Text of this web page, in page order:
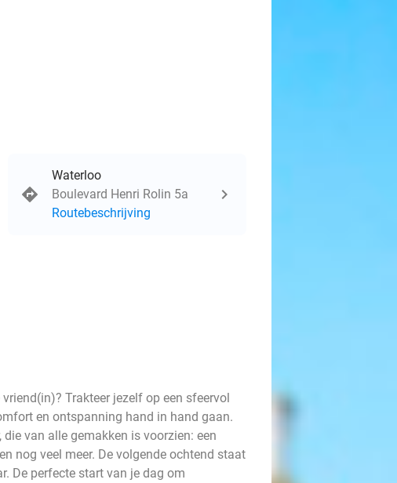
Waterloo
Boulevard Henri Rolin 5a
Routebeschrijving
Trakteer jezelf op een sfeervol
en ontspanning hand in hand gaan.
van alle gemakken is voorzien: een
nog veel meer. De volgende ochtend staat
De perfecte start van je dag om